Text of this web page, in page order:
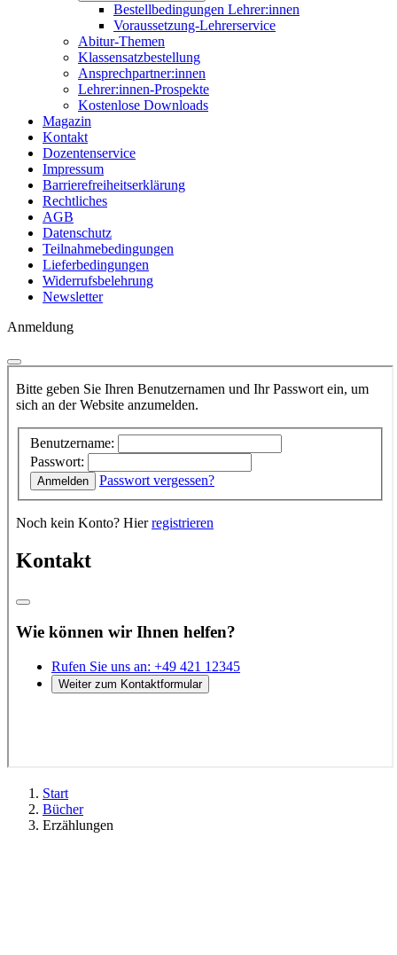
Bestellbedingungen Lehrer:innen
Voraussetzung-Lehrerservice
Abitur-Themen
Klassensatzbestellung
Ansprechpartner:innen
Lehrer:innen-Prospekte
Kostenlose Downloads
Magazin
Kontakt
Dozentenservice
Impressum
Barrierefreiheitserklärung
Rechtliches
AGB
Datenschutz
Teilnahmebedingungen
Lieferbedingungen
Widerrufsbelehrung
Newsletter
Anmeldung
Start
Bücher
Erzählungen